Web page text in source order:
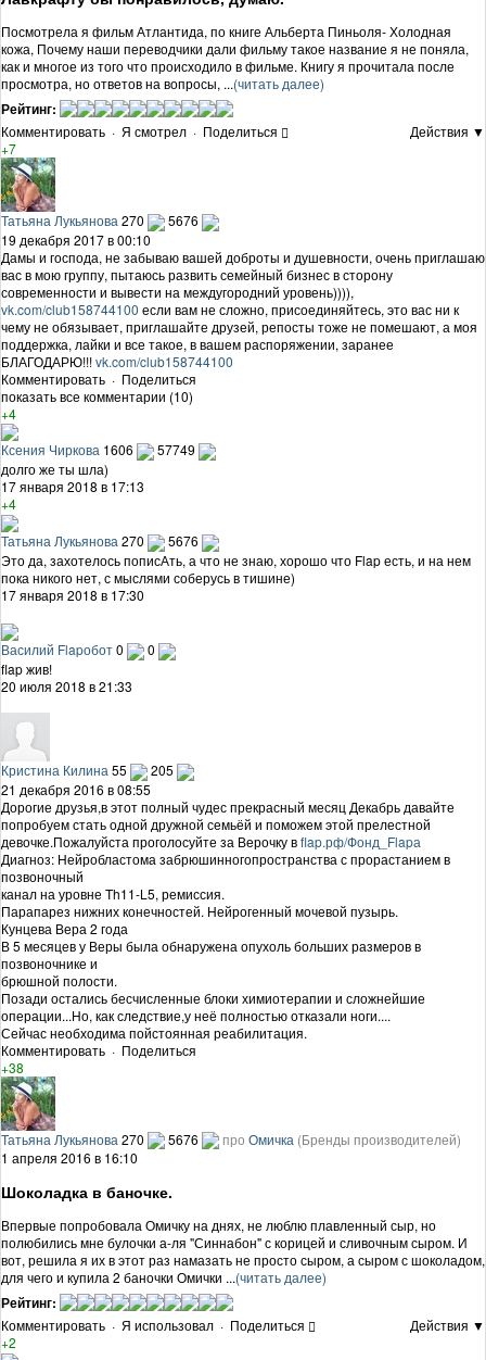
Посмотрела я фильм Атлантида, по книге Альберта Пиньоля- Холодная
кожа, Почему наши переводчики дали фильму такое название я не поняла,
как и многое из того что происходило в фильме. Книгу я прочитала после
просмотра, но ответов на вопросы, ...(читать далее)
Рейтинг:
Комментировать · Я смотрел · Поделиться
Действия ▼
+7
Татьяна Лукьянова 270
5676
19 декабря 2017 в 00:10
Дамы и господа, не забываю вашей доброты и душевности, очень приглашаю
вас в мою группу, пытаюсь развить семейный бизнес в сторону
современности и вывести на междугородний уровень)))),
vk.com/club158744100 если вам не сложно, присоединяйтесь, это вас ни к
чему не обязывает, приглашайте друзей, репосты тоже не помешают, а моя
поддержка, лайки и все такое, в вашем распоряжении, заранее
БЛАГОДАРЮ!!!vk.com/club158744100
Комментировать · Поделиться
показать все комментарии (10)
+4
Ксения Чиркова 1606
57749
долго же ты шла)
17 января 2018 в 17:13
+4
Татьяна Лукьянова 270
5676
Это да, захотелось пописАть, а что не знаю, хорошо что Flap есть, и на нем
пока никого нет, с мыслями соберусь в тишине)
17 января 2018 в 17:30
Василий Flapобот0
0
flap жив!
20 июля 2018 в 21:33
Кристина Килина 55
205
21 декабря 2016 в 08:55
Дорогие друзья,в этот полный чудес прекрасный месяц Декабрь давайте
попробуем стать одной дружной семьёй и поможем этой прелестной
девочке.Пожалуйста проголосуйте за Верочку вflap.рф/Фонд_Flapа
Диагноз: Нейробластома забрюшинногопространства с прорастанием в
позвоночный
канал на уровне Th11-L5, ремиссия.
Парапарез нижних конечностей. Нейрогенный мочевой пузырь.
Кунцева Вера 2 года
В 5 месяцев у Веры была обнаружена опухоль больших размеров в
позвоночнике и
брюшной полости.
Позади остались бесчисленные блоки химиотерапии и сложнейшие
операции...Но, как следствие,у неё полностью отказали ноги....
Сейчас необходима пойстоянная реабилитация.
Комментировать · Поделиться
+38
Татьяна Лукьянова 270 5676 про Омичка (Бренды производителей)
1 апреля 2016 в 16:10
Шоколадка в баночке.
Впервые попробовала Омичку на днях, не люблю плавленный сыр, но
полюбились мне булочки а-ля "Синнабон" с корицей и сливочным сыром. И
вот, решила я их в этот раз намазать не просто сыром, а сыром с шоколадом,
для чего и купила 2 баночки Омички ...(читать далее)
Рейтинг:
Комментировать · Я использовал · Поделиться
Действия ▼
+2